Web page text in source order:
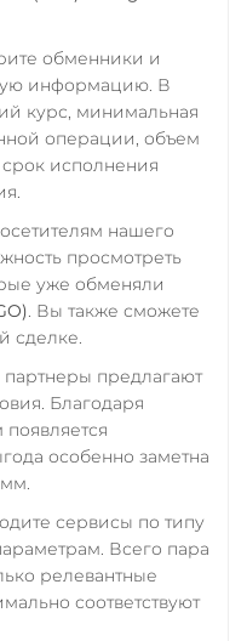
Verge (XVG)
WAVES
Wrapped Bitcoin (WBTC)
Wrapped Ethereum
ERC20 AVAXC
BASE
CRO
RONIN
Yearn.finance (YFI)
Zcash (ZEC)
обменники и
информацию. В
курс, минимальная
операции, объем
исполнения
нашего
просмотреть
уже обменяли
. Вы также сможете
сделке.
предлагают
Благодаря
особенно заметна
сервисы по типу
Всего пара
релевантные
соответствуют